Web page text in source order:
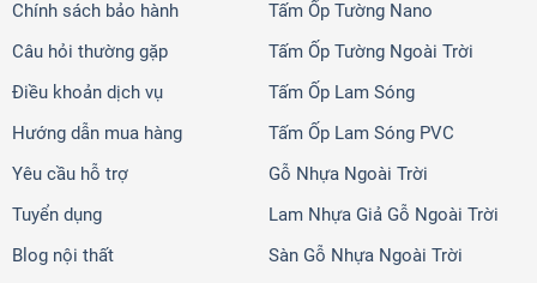
Chính sách bảo hành
Câu hỏi thường gặp
Điều khoản dịch vụ
Hướng dẫn mua hàng
Yêu cầu hỗ trợ
Tuyển dụng
Blog nội thất
Tấm Ốp Tường Nano
Tấm Ốp Tường Ngoài Trời
Tấm Ốp Lam Sóng
Tấm Ốp Lam Sóng PVC
Gỗ Nhựa Ngoài Trời
Lam Nhựa Giả Gỗ Ngoài Trời
Sàn Gỗ Nhựa Ngoài Trời